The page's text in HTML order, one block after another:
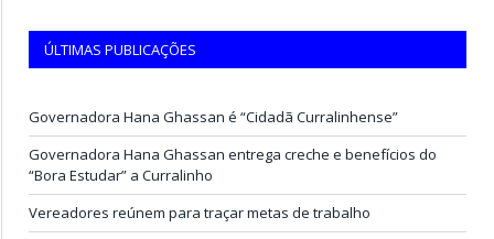
ÚLTIMAS PUBLICAÇÕES
Governadora Hana Ghassan é “Cidadã Curralinhense”
Governadora Hana Ghassan entrega creche e benefícios do
“Bora Estudar” a Curralinho
Vereadores reúnem para traçar metas de trabalho